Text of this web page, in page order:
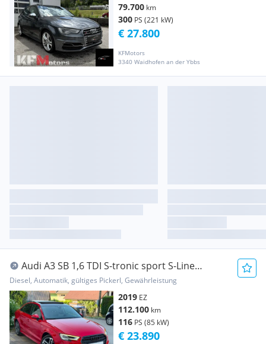
79.700 km
300 PS (221 kW)
KFMotors
3340 Waidhofen an der Ybbs
€ 27.800
Audi A3 SB 1,6 TDI S-tronic sport S-Line
Schiebedach
Diesel, Automatik, gültiges Pickerl, Gewährleistung
2019 EZ
112.100 km
116 PS (85 kW)
€ 23.890